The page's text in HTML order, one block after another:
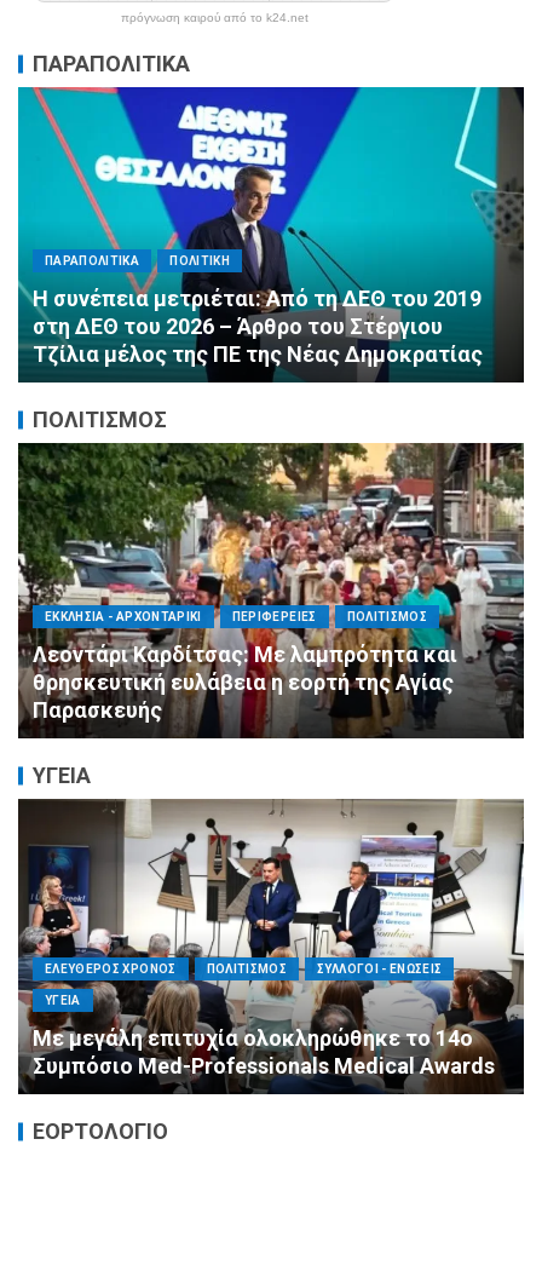
πρόγνωση καιρού από το k24.net
ΠΑΡΑΠΟΛΙΤΙΚΑ
ΠΑΡΑΠΟΛΙΤΙΚΑ ΠΟΛΙΤΙΚΗ
Αλληλεγγύη χωρίς σύνορα: 1.500
εμφιαλωμένα νερά για τους πυροσβέστες στα
Μέγαρα από τη ΔΕΕΠ Α’ Αθηνών ΝΔ και τη 2η
ΔΗΜ.Τ.Ο.
ΠΟΛΙΤΙΣΜΟΣ
ΑΓΙΟΣ ΔΗΜΗΤΡΙΟΣ ΠΟΛΙΤΙΣΜΟΣ ΣΥΛΛΟΓΟΙ - ΕΝΩΣΕΙΣ
Η Εθελοντική Δράση Αγίου Δημητρίου στο
πλευρό των πυρόπληκτων συμπολιτών μας
ΥΓΕΙΑ
ΕΛΕΥΘΕΡΟΣ ΧΡΟΝΟΣ ΟΙΚΟΝΟΜΙΑ ΥΓΕΙΑ
Καταστροφικές δαπάνες υγείας και η
αντιμετώπισή τους
ΕΟΡΤΟΛΟΓΙΟ